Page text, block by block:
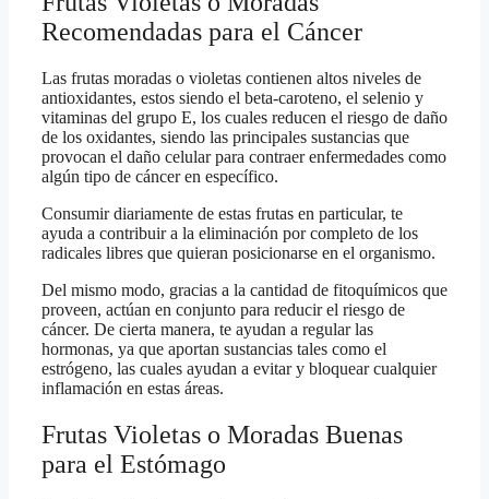
Recomendadas para el Cáncer
Las frutas moradas o violetas contienen altos niveles de
antioxidantes, estos siendo el beta-caroteno, el selenio y
vitaminas del grupo E, los cuales reducen el riesgo de daño
de los oxidantes, siendo las principales sustancias que
provocan el daño celular para contraer enfermedades como
algún tipo de cáncer en específico.
Consumir diariamente de estas frutas en particular, te
ayuda a contribuir a la eliminación por completo de los
radicales libres que quieran posicionarse en el organismo.
Del mismo modo, gracias a la cantidad de fitoquímicos que
proveen, actúan en conjunto para reducir el riesgo de
cáncer. De cierta manera, te ayudan a regular las
hormonas, ya que aportan sustancias tales como el
estrógeno, las cuales ayudan a evitar y bloquear cualquier
inflamación en estas áreas.
Frutas Violetas o Moradas Buenas
para el Estómago